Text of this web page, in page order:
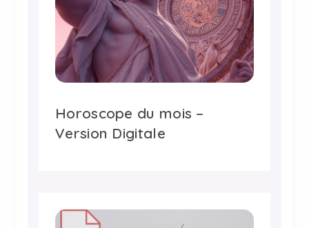
Horoscope du mois –
Version Digitale